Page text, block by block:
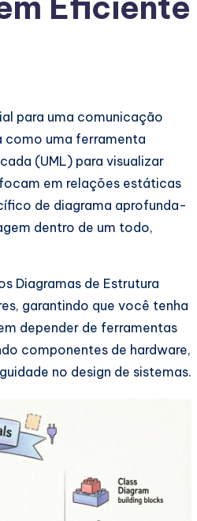
para uma comunicação
como uma ferramenta
(UML) para visualizar
em relações estáticas
de diagrama aprofunda-
dentro de um todo,
Diagramas de Estrutura
garantindo que você tenha
depender de ferramentas
componentes de hardware,
no design de sistemas.